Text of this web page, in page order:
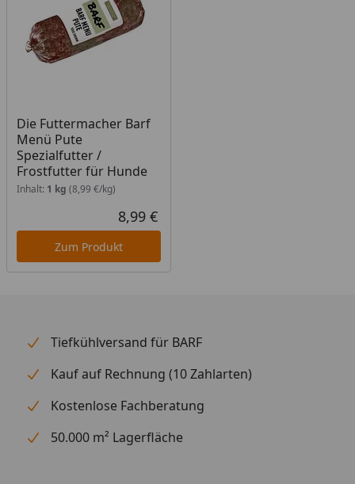
Die Futtermacher Barf
Menü Pute
Spezialfutter /
Frostfutter für Hunde
Inhalt: 1 kg (8,99 €/kg)
Aktueller Preis
8,99 €
Zum Produkt
Tiefkühlversand für BARF
Kauf auf Rechnung (10 Zahlarten)
Kostenlose Fachberatung
50.000 m² Lagerfläche